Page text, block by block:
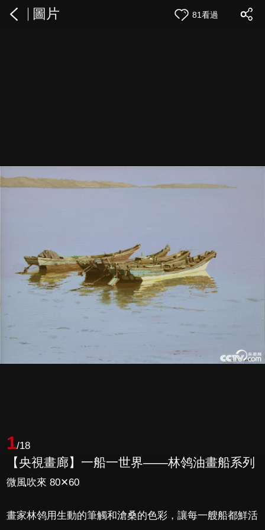
圖片 81看過
1/18
【央視畫廊】一船一世界——林鸰油畫船系列
微風吹來 80✕60
畫家林鸰用生動的筆觸和滄桑的色彩，讓每一艘船都鮮活